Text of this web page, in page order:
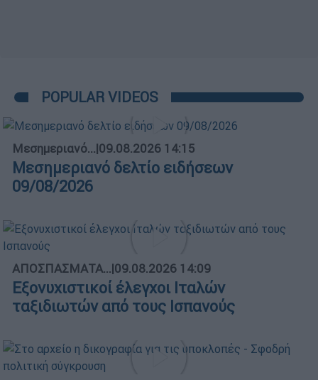
POPULAR VIDEOS
Μεσημεριανό...|09.08.2026 14:15
Μεσημεριανό δελτίο ειδήσεων
09/08/2026
ΑΠΟΣΠΑΣΜΑΤΑ...|09.08.2026 14:09
Εξονυχιστικοί έλεγχοι Ιταλών
ταξιδιωτών από τους Ισπανούς